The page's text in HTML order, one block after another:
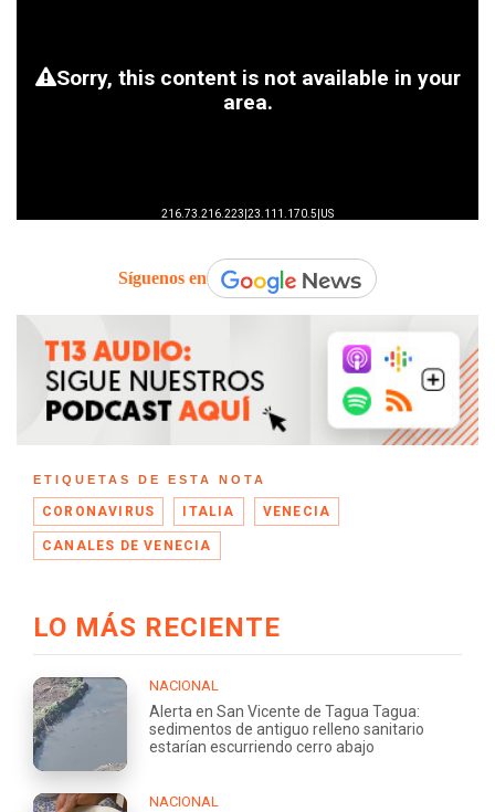
Síguenos en
ETIQUETAS DE ESTA NOTA
CORONAVIRUS ITALIA VENECIA
CANALES DE VENECIA
LO MÁS RECIENTE
NACIONAL
Alerta en San Vicente de Tagua Tagua:
sedimentos de antiguo relleno sanitario
estarían escurriendo cerro abajo
NACIONAL